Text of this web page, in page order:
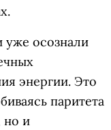
уже осознали
энергии. Это
паритета
но и